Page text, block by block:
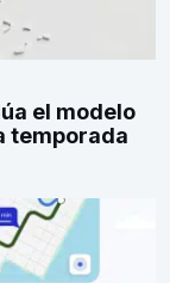
el modelo
temporada